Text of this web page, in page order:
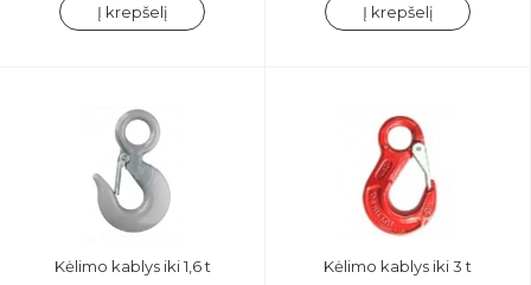
Į krepšelį Į krepšelį
Kėlimo kablys iki 1,6 t Kėlimo kablys iki 3 t